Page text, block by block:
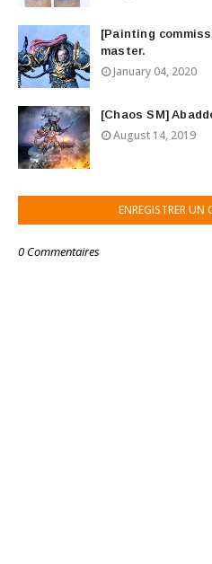
[Painting
master.
January 04, 2020
[Chaos SM]
August 14, 2019
ENREGISTRER UN
0 Commentaires